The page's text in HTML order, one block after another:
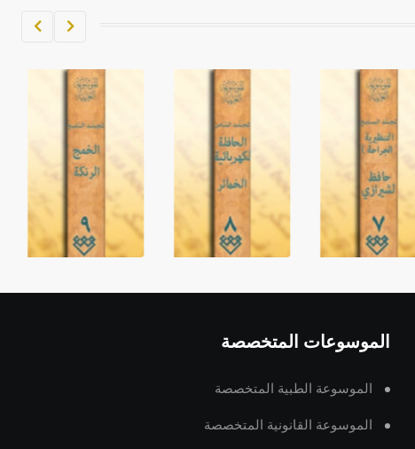
الموسوعات المتخصصة
الموسوعة الطبية المتخصصة
الموسوعة القانونية المتخصصة